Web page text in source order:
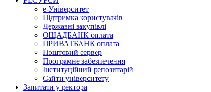
е-Університет
Підтримка користувачів
Державні закупівлі
ОЩАДБАНК оплата
ПРИВАТБАНК оплата
Поштовий сервер
Програмне забезпечення
Інституційний репозитарій
Сайти університету
Запитати у ректора